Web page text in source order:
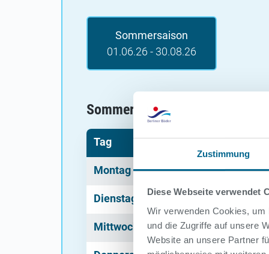
Zustimmung
Diese Webseite verwendet
Wir verwenden Cookies,
und die Zugriffe auf unsere
Website an unsere Partner
Sommersaison
01.06.26 - 30.08.26
Sommersaison 01.06.26 -
Tag Uhrzeit
Montag 07:30 - 20:00Uhr
Dienstag 07:30 - 20:00Uhr
Mittwoch 07:30 - 20:00Uhr